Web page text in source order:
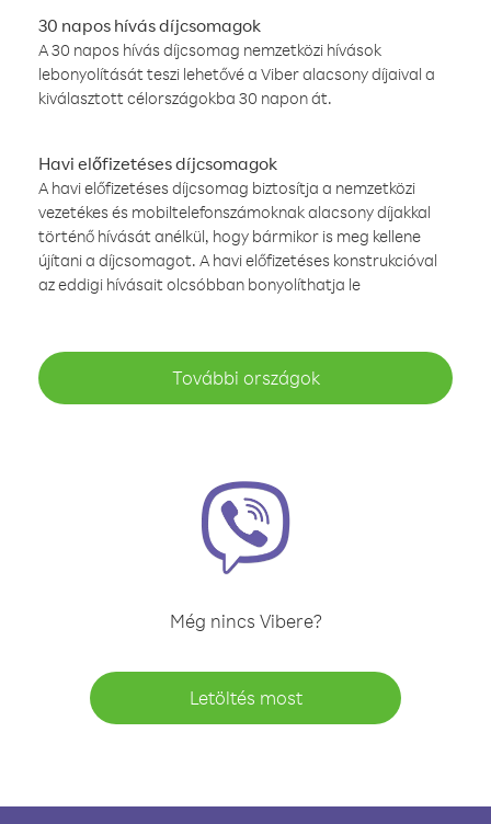
30 napos hívás díjcsomagok
A 30 napos hívás díjcsomag nemzetközi hívások
lebonyolítását teszi lehetővé a Viber alacsony díjaival a
kiválasztott célországokba 30 napon át.
Havi előfizetéses díjcsomagok
A havi előfizetéses díjcsomag biztosítja a nemzetközi
vezetékes és mobiltelefonszámoknak alacsony díjakkal
történő hívását anélkül, hogy bármikor is meg kellene
újítani a díjcsomagot. A havi előfizetéses konstrukcióval
az eddigi hívásait olcsóbban bonyolíthatja le
További országok
Még nincs Vibere?
Letöltés most